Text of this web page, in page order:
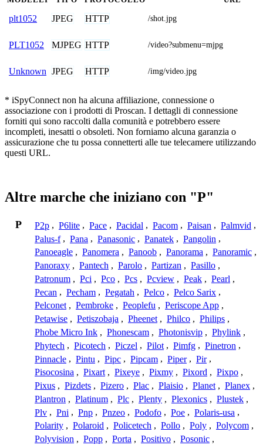
plt1052 JPEG HTTP /shot.jpg
PLT1052 MJPEG HTTP /video?submenu=mjpg
Unknown JPEG HTTP /img/video.jpg
* iSpyConnect non ha alcuna affiliazione, connessione o
associazione con i prodotti di Proscan. I dettagli di connessione
forniti qui sono raccolti dalla comunità e potrebbero essere
incompleti, inesatti o obsoleti. Non forniamo alcuna garanzia o
assicurazione che tu possa connetterti alle tue telecamere utilizzando
questi URL.
Altre marche che iniziano con "P"
P P2p , P6lite , Pace , Pacidal , Pacom , Paisan , Palmvid ,
Palus-f , Pana , Panasonic , Panatek , Pangolin ,
Panoeagle , Panomera , Panoob , Panorama , Panoramic ,
Panoraxy , Pantech , Parolo , Partizan , Pasillo ,
Patronum , Pci , Pco , Pcs , Pcview , Peak , Pearl ,
Pecan , Pecham , Pegatah , Pelco , Pelco Sarix ,
Pelconet , Pembroke , Peoplefu , Periscope App ,
Petawise , Petiszobaja , Pheenet , Philco , Philips ,
Phobe Micro Ink , Phonescam , Photonisvip , Phylink ,
Phytech , Picotech , Piczel , Pilot , Pimfg , Pinetron ,
Pinnacle , Pintu , Pipc , Pipcam , Piper , Pir ,
Pisocosina , Pixart , Pixeye , Pixmy , Pixord , Pixpo ,
Pixus , Pizdets , Pizero , Plac , Plaisio , Planet , Planex ,
Plantron , Platinum , Plc , Plenty , Plexonics , Plustek ,
Plv , Pni , Pnp , Pnzeo , Podofo , Poe , Polaris-usa ,
Polarity , Polaroid , Policetech , Pollo , Poly , Polycom ,
Polyvision , Popp , Porta , Positivo , Posonic ,